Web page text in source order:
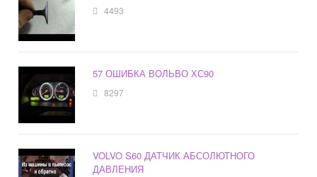
4493
57 ОШИБКА ВОЛЬВО ХС90
8297
VOLVO S60 ДАТЧИК АБСОЛЮТНОГО
ДАВЛЕНИЯ